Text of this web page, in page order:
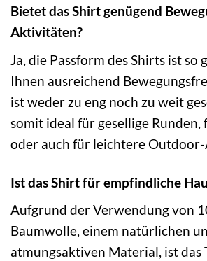
Bietet das Shirt genügend
Aktivitäten?
Ja, die Passform des Shirts ist so
Ihnen ausreichend
ist weder zu eng noch zu weit
somit ideal für gesellige Runden,
oder auch für leichtere
Ist das Shirt für empfindliche
Aufgrund der Verwendung von
Baumwolle, einem natürlichen
atmungsaktiven Material, ist das